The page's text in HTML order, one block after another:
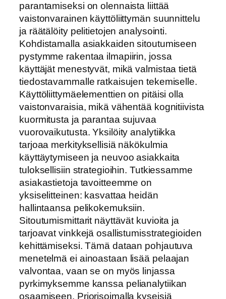
parantamiseksi on olennaista liittää
vaistonvarainen käyttöliittymän suunnittelu
ja räätälöity pelitietojen analysointi.
Kohdistamalla asiakkaiden sitoutumiseen
pystymme rakentaa ilmapiirin, jossa
käyttäjät menestyvät, mikä valmistaa tietä
tiedostavammalle ratkaisujen tekemiselle.
Käyttöliittymäelementtien on pitäisi olla
vaistonvaraisia, mikä vähentää kognitiivista
kuormitusta ja parantaa sujuvaa
vuorovaikutusta. Yksilöity analytiikka
tarjoaa merkityksellisiä näkökulmia
käyttäytymiseen ja neuvoo asiakkaita
tuloksellisiin strategioihin. Tutkiessamme
asiakastietoja tavoitteemme on
yksiselitteinen: kasvattaa heidän
hallintaansa pelikokemuksiin.
Sitoutumismittarit näyttävät kuvioita ja
tarjoavat vinkkejä osallistumisstrategioiden
kehittämiseksi. Tämä dataan pohjautuva
menetelmä ei ainoastaan lisää pelaajan
valvontaa, vaan se on myös linjassa
pyrkimyksemme kanssa pelianalytiikan
osaamiseen. Priorisoimalla kyseisiä